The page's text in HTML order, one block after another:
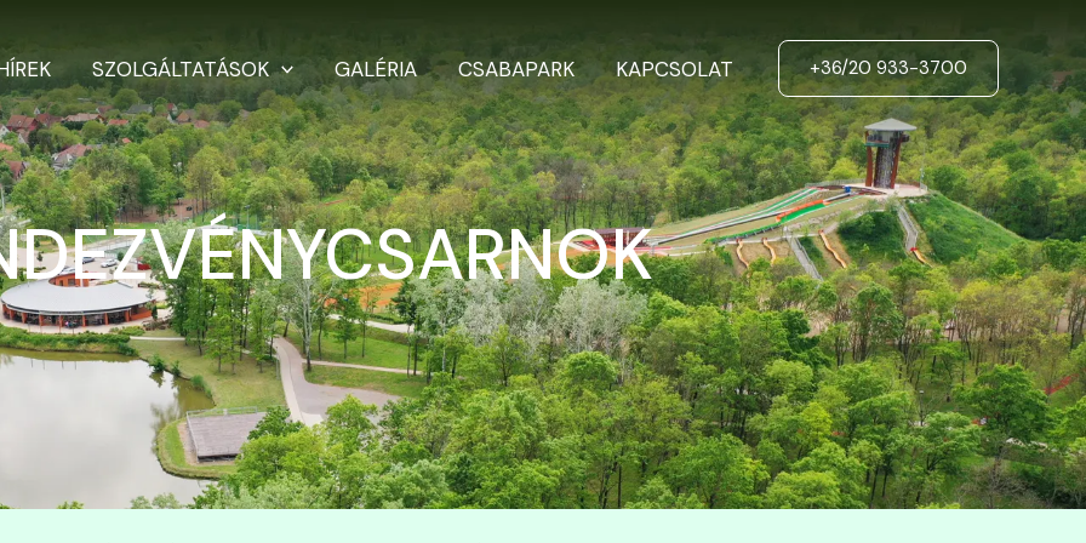
SZOLGÁLTATÁSOK GALÉRIA CSABAPARK KAPCSOLAT +36/20 933-3700